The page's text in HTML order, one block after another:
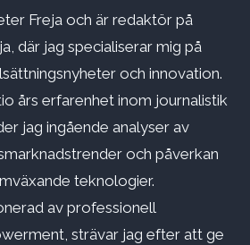
Freja och är redaktör på
där jag specialiserar mig på
och innovation.
års erfarenhet inom journalistik
jag ingående analyser av
och påverkan
teknologier.
av professionell
strävar jag efter att ge